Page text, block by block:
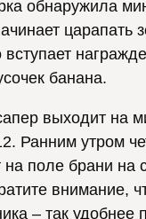
обнаружила
царапать
банана.
Ранним утром
на поле брани на
внимание,
– так удобнее